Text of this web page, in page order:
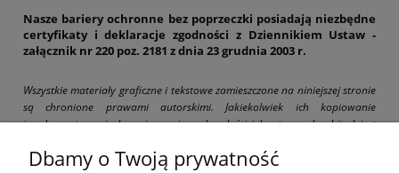
Nasze bariery ochronne bez poprzeczki posiadają niezbędne
certyfikaty i deklaracje zgodności z Dziennikiem Ustaw -
załącznik nr 220 poz. 2181 z dnia 23 grudnia 2003 r.
Wszystkie materiały graficzne i tekstowe zamieszczone na niniejszej stronie
są chronione prawami autorskimi. Jakiekolwiek ich kopiowanie
i wykorzystywanie bez pisemnej zgody właściciela strony drogbit.pl jest
Dbamy o Twoją prywatność